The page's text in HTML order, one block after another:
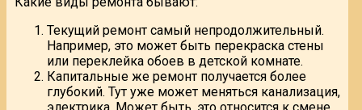
Текущий ремонт самый непродолжительный.
Например, это может быть перекраска стены
или переклейка обоев в детской комнате.
Капитальные же ремонт получается более
глубокий. Тут уже может меняться канализация,